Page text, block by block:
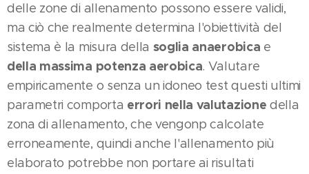
delle zone di allenamento possono essere validi,
ma ciò che realmente determina l'obiettività del
sistema è la misura della soglia anaerobica e
della massima potenza aerobica. Valutare
empiricamente o senza un idoneo test questi ultimi
parametri comporta errori nella valutazione della
zona di allenamento, che vengonp calcolate
erroneamente, quindi anche l'allenamento più
elaborato potrebbe non portare ai risultati